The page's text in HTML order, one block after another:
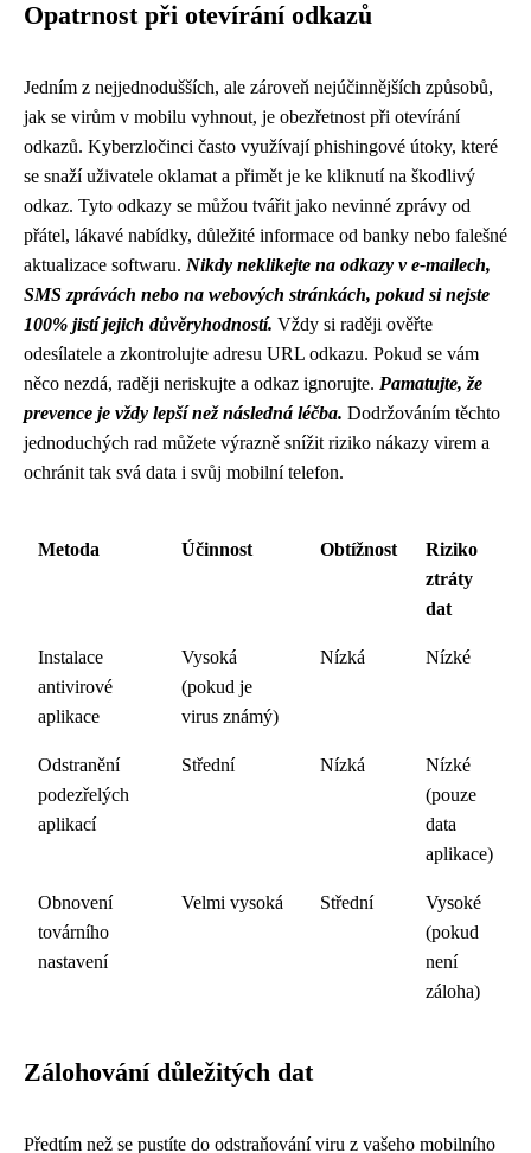
Opatrnost při otevírání odkazů
Jedním z nejjednodušších, ale zároveň nejúčinnějších způsobů,
jak se virům v mobilu vyhnout, je obezřetnost při otevírání
odkazů. Kyberzločinci často využívají phishingové útoky, které
se snaží uživatele oklamat a přimět je ke kliknutí na škodlivý
odkaz. Tyto odkazy se můžou tvářit jako nevinné zprávy od
přátel, lákavé nabídky, důležité informace od banky nebo falešné
aktualizace softwaru. Nikdy neklikejte na odkazy v e-mailech,
SMS zprávách nebo na webových stránkách, pokud si nejste
100% jistí jejich důvěryhodností. Vždy si raději ověřte
odesílatele a zkontrolujte adresu URL odkazu. Pokud se vám
něco nezdá, raději neriskujte a odkaz ignorujte. Pamatujte, že
prevence je vždy lepší než následná léčba. Dodržováním těchto
jednoduchých rad můžete výrazně snížit riziko nákazy virem a
ochránit tak svá data i svůj mobilní telefon.
Metoda Účinnost Obtížnost
Riziko
ztráty
dat
Instalace
antivirové
aplikace
Vysoká
(pokud je
virus známý)
Nízká Nízké
Odstranění
podezřelých
aplikací
Střední Nízká
Nízké
(pouze
data
aplikace)
Obnovení
továrního
nastavení
Velmi vysoká Střední
Vysoké
(pokud
není
záloha)
Zálohování důležitých dat
Předtím než se pustíte do odstraňování viru z vašeho mobilního